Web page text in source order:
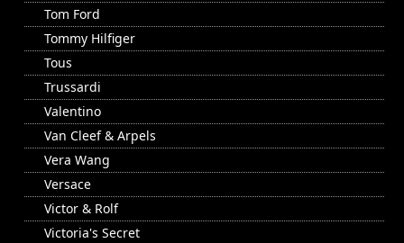
Tom Ford
Tommy Hilfiger
Tous
Trussardi
Valentino
Van Cleef & Arpels
Vera Wang
Versace
Victor & Rolf
Victoria's Secret